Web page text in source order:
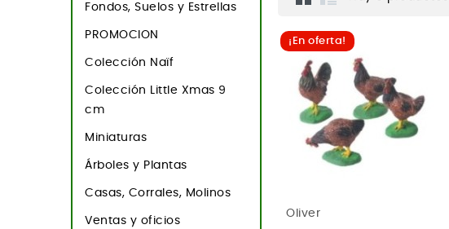
Fondos, Suelos y Estrellas
PROMOCION
Colección Naïf
Colección Little Xmas 9
cm
Miniaturas
Árboles y Plantas
Casas, Corrales, Molinos
Ventas y oficios
¡En oferta!
Oliver